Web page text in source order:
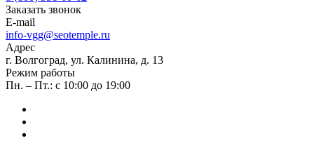
Заказать звонок
E-mail
info-vgg@seotemple.ru
Адрес
г. Волгоград, ул. Калинина, д. 13
Режим работы
Пн. – Пт.: с 10:00 до 19:00